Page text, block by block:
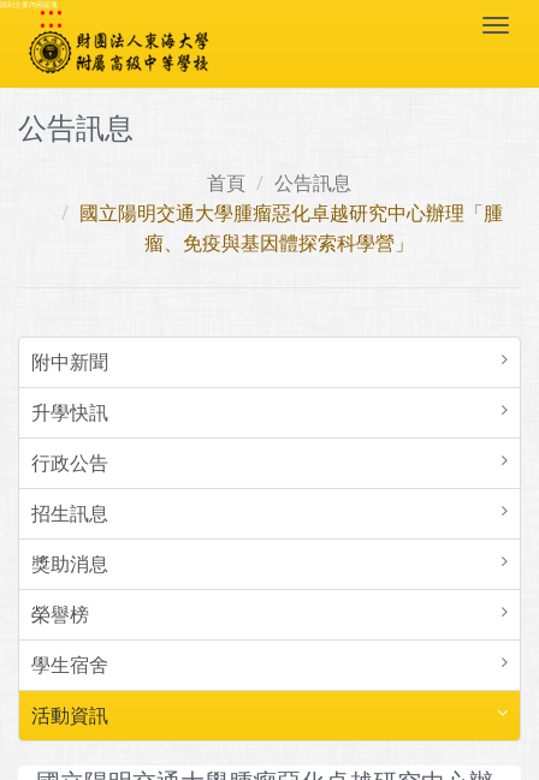
跳到主要內容區塊
:::
公告訊息
首頁
公告訊息
國立陽明交通大學腫瘤惡化卓越研究中心辦理「腫
瘤、免疫與基因體探索科學營」
附中新聞
升學快訊
行政公告
招生訊息
獎助消息
榮譽榜
學生宿舍
活動資訊